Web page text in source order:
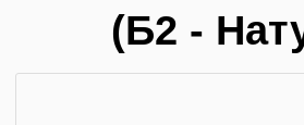
(Б2 -